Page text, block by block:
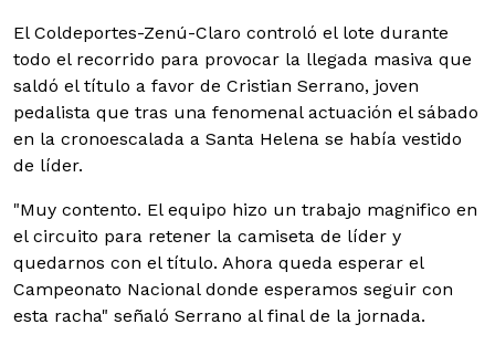
El Coldeportes-Zenú-Claro controló el lote durante
todo el recorrido para provocar la llegada masiva que
saldó el título a favor de Cristian Serrano, joven
pedalista que tras una fenomenal actuación el sábado
en la cronoescalada a Santa Helena se había vestido
de líder.
"Muy contento. El equipo hizo un trabajo magnifico en
el circuito para retener la camiseta de líder y
quedarnos con el título. Ahora queda esperar el
Campeonato Nacional donde esperamos seguir con
esta racha" señaló Serrano al final de la jornada.